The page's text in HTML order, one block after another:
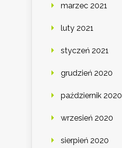
marzec 2021
luty 2021
styczeń 2021
grudzień 2020
październik 2020
wrzesień 2020
sierpień 2020